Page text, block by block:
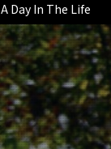
A Day In The Life